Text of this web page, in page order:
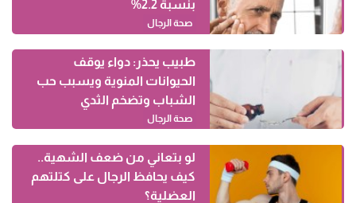
بنسبة 2.2%
صحة الرجال
طبيب يحذر: دواء يوقف
الحيوانات المنوية ويسبب حب
الشباب وتضخم الثدي
صحة الرجال
لو بتعاني من ضعف الشهية..
كيف يحافظ الرجال على كتلتهم
العضلية؟